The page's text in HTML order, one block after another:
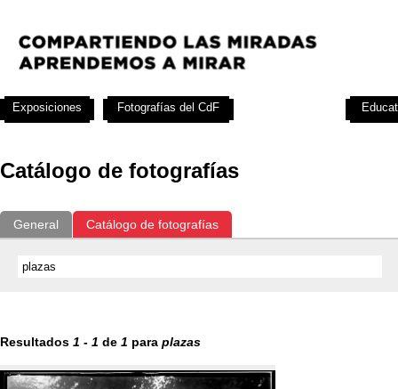
Catálogo de fotografías
General Catálogo de fotografías
Resultados 1 - 1 de 1 para plazas
Exposiciones Fotografías del CdF